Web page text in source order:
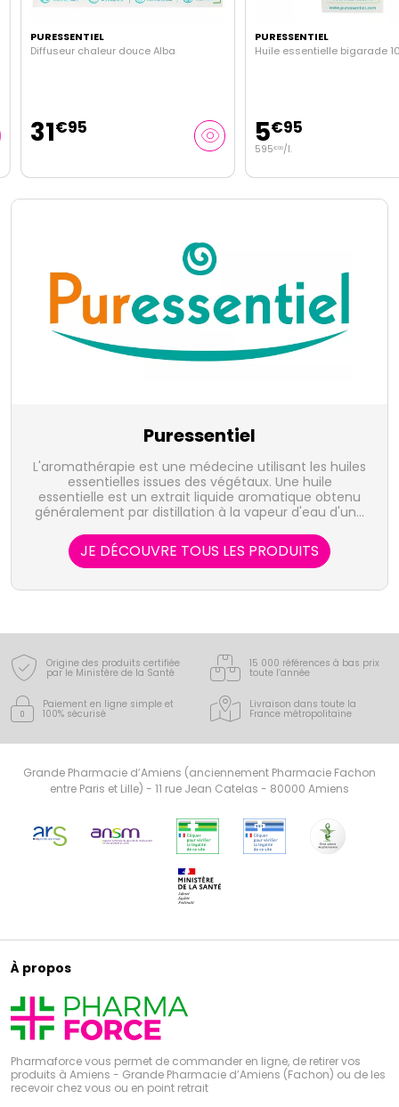
PURESSENTIEL
Diffuseur chaleur douce Alba
31€95
PURESSENTIEL
Huile essentielle bigarade
5€95
595 €00/l.
Puressentiel
L'aromathérapie est une médecine utilisant les huiles
essentielles issues des végétaux. Une huile
essentielle est un extrait liquide aromatique obtenu
généralement par distillation à la vapeur d'eau d'une
représente la quintessence de la plante, sous forme
de concentré, riche d'une très grande variété de
substances actives. Le laboratoire Puressentiel
propose 41 huiles essentielles, 100% pures et
bien-être au quotidien pour toute la famille.
JE DÉCOUVRE TOUS LES PRODUITS
Origine des produits certifiée
par le Ministère de la Santé
15 000 références à bas prix
toute l’année
Paiement en ligne simple et
100% sécurisé
Livraison dans toute la
France métropolitaine
Grande Pharmacie d’Amiens (anciennement Pharmacie Fachon
entre Paris et Lille) - 11 rue Jean Catelas - 80000 Amiens
À propos
Pharmaforce vous permet de commander en ligne, de retirer vos
produits à Amiens - Grande Pharmacie d’Amiens (Fachon) ou de les
recevoir chez vous ou en point retrait